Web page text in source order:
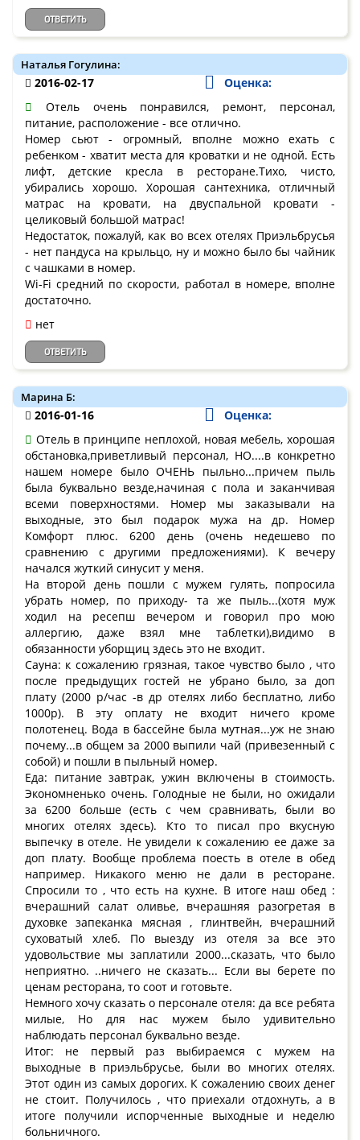
ОТВЕТИТЬ
Наталья Гогулина:
2016-02-17
Оценка:
Отель очень понравился, ремонт, персонал,
питание, расположение - все отлично.
Номер сьют - огромный, вполне можно ехать с
ребенком - хватит места для кроватки и не одной. Есть
лифт, детские кресла в ресторане.Тихо, чисто,
убирались хорошо. Хорошая сантехника, отличный
матрас на кровати, на двуспальной кровати -
целиковый большой матрас!
Недостаток, пожалуй, как во всех отелях Приэльбрусья
- нет пандуса на крыльцо, ну и можно было бы чайник
с чашками в номер.
Wi-Fi средний по скорости, работал в номере, вполне
достаточно.
нет
ОТВЕТИТЬ
Марина Б:
2016-01-16
Оценка:
Отель в принципе неплохой, новая мебель, хорошая
обстановка,приветливый персонал, НО....в конкретно
нашем номере было ОЧЕНЬ пыльно...причем пыль
была буквально везде,начиная с пола и заканчивая
всеми поверхностями. Номер мы заказывали на
выходные, это был подарок мужа на др. Номер
Комфорт плюс. 6200 день (очень недешево по
сравнению с другими предложениями). К вечеру
начался жуткий синусит у меня.
На второй день пошли с мужем гулять, попросила
убрать номер, по приходу- та же пыль...(хотя муж
ходил на ресепш вечером и говорил про мою
аллергию, даже взял мне таблетки),видимо в
обязанности уборщиц здесь это не входит.
Сауна: к сожалению грязная, такое чувство было , что
после предыдущих гостей не убрано было, за доп
плату (2000 р/час -в др отелях либо бесплатно, либо
1000р). В эту оплату не входит ничего кроме
полотенец. Вода в бассейне была мутная...уж не знаю
почему...в общем за 2000 выпили чай (привезенный с
собой) и пошли в пыльный номер.
Еда: питание завтрак, ужин включены в стоимость.
Экономненько очень. Голодные не были, но ожидали
за 6200 больше (есть с чем сравнивать, были во
многих отелях здесь). Кто то писал про вкусную
выпечку в отеле. Не увидели к сожалению ее даже за
доп плату. Вообще проблема поесть в отеле в обед
например. Никакого меню не дали в ресторане.
Спросили то , что есть на кухне. В итоге наш обед :
вчерашний салат оливье, вчерашняя разогретая в
духовке запеканка мясная , глинтвейн, вчерашний
суховатый хлеб. По выезду из отеля за все это
удовольствие мы заплатили 2000...сказать, что было
неприятно. ..ничего не сказать... Если вы берете по
ценам ресторана, то соот и готовьте.
Немного хочу сказать о персонале отеля: да все ребята
милые, Но для нас мужем было удивительно
наблюдать персонал буквально везде.
Итог: не первый раз выбираемся с мужем на
выходные в приэльбрусье, были во многих отелях.
Этот один из самых дорогих. К сожалению своих денег
не стоит. Получилось , что приехали отдохнуть, а в
итоге получили испорченные выходные и неделю
больничного.